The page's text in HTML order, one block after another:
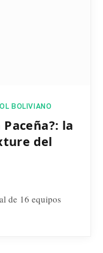
BOLIVIANO
la
del
de 16 equipos